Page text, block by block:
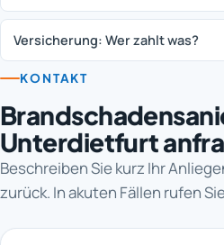
Versicherung: Wer zahlt was?
KONTAKT
Unterdietfurt
Beschreiben Sie kurz Ihr
zurück. In akuten Fällen rufen